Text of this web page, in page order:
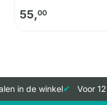
55,00
in de winkel Voor